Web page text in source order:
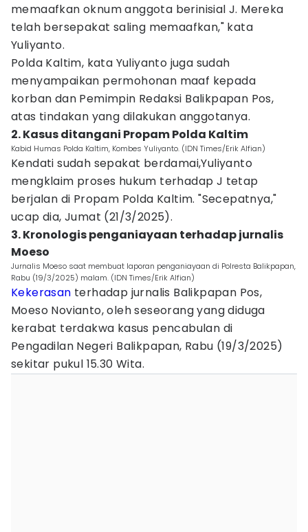
memaafkan oknum anggota berinisial J. Mereka
telah bersepakat saling memaafkan," kata
Yuliyanto.
Polda Kaltim, kata Yuliyanto juga sudah
menyampaikan permohonan maaf kepada
korban dan Pemimpin Redaksi Balikpapan Pos,
atas tindakan yang dilakukan anggotanya.
2. Kasus ditangani Propam Polda Kaltim
Kabid Humas Polda Kaltim, Kombes Yuliyanto. (IDN Times/Erik Alfian)
Kendati sudah sepakat berdamai,Yuliyanto
mengklaim proses hukum terhadap J tetap
berjalan di Propam Polda Kaltim. "Secepatnya,"
ucap dia, Jumat (21/3/2025).
3. Kronologis penganiayaan terhadap jurnalis
Moeso
Jurnalis Moeso saat membuat laporan penganiayaan di Polresta Balikpapan,
Rabu (19/3/2025) malam. (IDN Times/Erik Alfian)
Kekerasan terhadap jurnalis Balikpapan Pos,
Moeso Novianto, oleh seseorang yang diduga
kerabat terdakwa kasus pencabulan di
Pengadilan Negeri Balikpapan, Rabu (19/3/2025)
sekitar pukul 15.30 Wita.